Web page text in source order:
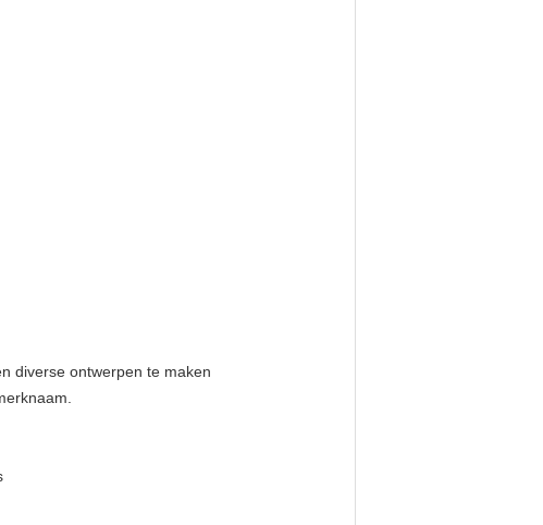
diverse ontwerpen te maken